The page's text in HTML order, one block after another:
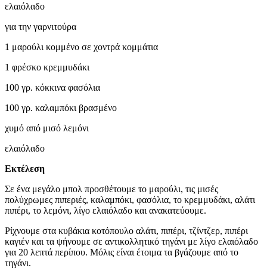
ελαιόλαδο
για την γαρνιτούρα
1 μαρούλι κομμένο σε χοντρά κομμάτια
1 φρέσκο κρεμμυδάκι
100 γρ. κόκκινα φασόλια
100 γρ. καλαμπόκι βρασμένο
χυμό από μισό λεμόνι
ελαιόλαδο
Εκτέλεση
Σε ένα μεγάλο μπολ προσθέτουμε το μαρούλι, τις μισές
πολύχρωμες πιπεριές, καλαμπόκι, φασόλια, το κρεμμυδάκι, αλάτι
πιπέρι, το λεμόνι, λίγο ελαιόλαδο και ανακατεύουμε.
Ρίχνουμε στα κυβάκια κοτόπουλο αλάτι, πιπέρι, τζίντζερ, πιπέρι
καγιέν και τα ψήνουμε σε αντικολλητικό τηγάνι με λίγο ελαιόλαδο
για 20 λεπτά περίπου. Μόλις είναι έτοιμα τα βγάζουμε από το
τηγάνι.